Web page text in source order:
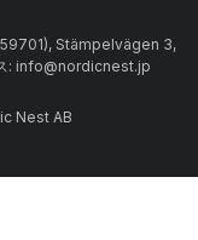
Stämpelvägen 3,
: info@nordicnest.jp
Nest AB